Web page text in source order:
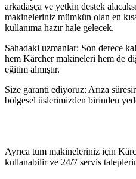
arkadaşça ve yetkin destek
makineleriniz mümkün olan en
kullanıma hazır hale gelecek.
Sahadaki uzmanlar: Son derece
hem Kärcher makineleri hem de
eğitim almıştır.
Size garanti ediyoruz: Arıza
bölgesel üslerimizden birinden
Ayrıca tüm makineleriniz için
kullanabilir ve 24/7 servis